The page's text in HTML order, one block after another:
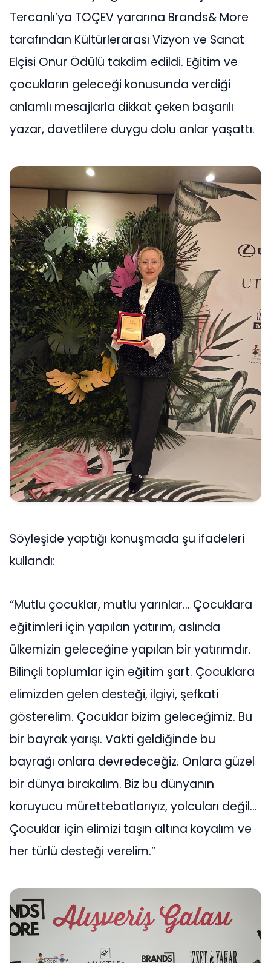
Tercanlı’ya TOÇEV yararına Brands& More
tarafından Kültürlerarası Vizyon ve Sanat
Elçisi Onur Ödülü takdim edildi. Eğitim ve
çocukların geleceği konusunda verdiği
anlamlı mesajlarla dikkat çeken başarılı
yazar, davetlilere duygu dolu anlar yaşattı.
Söyleşide yaptığı konuşmada şu ifadeleri
kullandı:
“Mutlu çocuklar, mutlu yarınlar… Çocuklara
eğitimleri için yapılan yatırım, aslında
ülkemizin geleceğine yapılan bir yatırımdır.
Bilinçli toplumlar için eğitim şart. Çocuklara
elimizden gelen desteği, ilgiyi, şefkati
gösterelim. Çocuklar bizim geleceğimiz. Bu
bir bayrak yarışı. Vakti geldiğinde bu
bayrağı onlara devredeceğiz. Onlara güzel
bir dünya bırakalım. Biz bu dünyanın
koruyucu mürettebatlarıyız, yolcuları değil…
Çocuklar için elimizi taşın altına koyalım ve
her türlü desteği verelim.”